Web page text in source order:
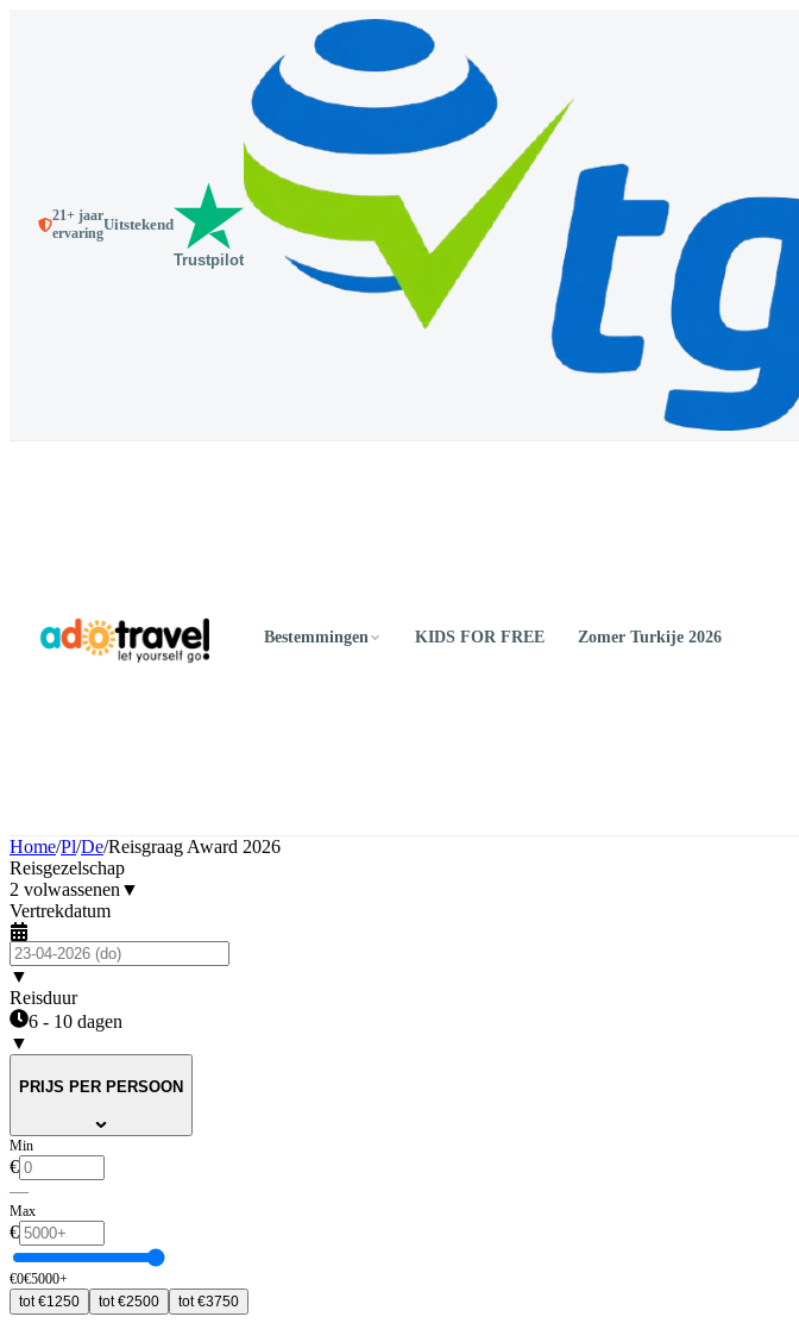
21+ jaar
ervaringUitstekend
Trustpilot
Bestemmingen KIDS FOR FREE Zomer Turkije 2026
Home/Pl/De/Reisgraag Award 2026
Reisgezelschap
2 volwassenen ▼
Vertrekdatum
▼
Reisduur
6 - 10 dagen
▼
PRIJS PER PERSOON
Min
€
—
Max
€
€0€5000+
tot€1250 tot€2500 tot€3750